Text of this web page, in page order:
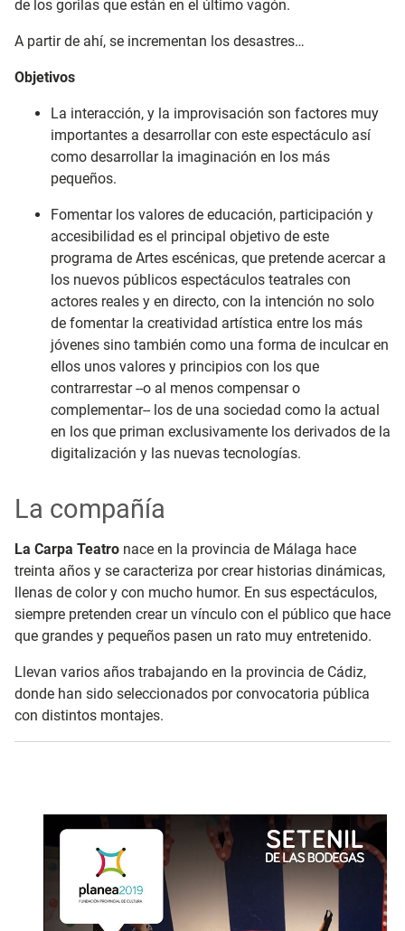
de los gorilas que están en el último vagón.
A partir de ahí, se incrementan los desastres…
Objetivos
La interacción, y la improvisación son factores muy
importantes a desarrollar con este espectáculo así
como desarrollar la imaginación en los más
pequeños.
Fomentar los valores de educación, participación y
accesibilidad es el principal objetivo de este
programa de Artes escénicas, que pretende acercar a
los nuevos públicos espectáculos teatrales con
actores reales y en directo, con la intención no solo
de fomentar la creatividad artística entre los más
jóvenes sino también como una forma de inculcar en
ellos unos valores y principios con los que
contrarrestar --o al menos compensar o
complementar-- los de una sociedad como la actual
en los que priman exclusivamente los derivados de la
digitalización y las nuevas tecnologías.
La compañía
La Carpa Teatro nace en la provincia de Málaga hace
treinta años y se caracteriza por crear historias dinámicas,
llenas de color y con mucho humor. En sus espectáculos,
siempre pretenden crear un vínculo con el público que hace
que grandes y pequeños pasen un rato muy entretenido.
Llevan varios años trabajando en la provincia de Cádiz,
donde han sido seleccionados por convocatoria pública
con distintos montajes.